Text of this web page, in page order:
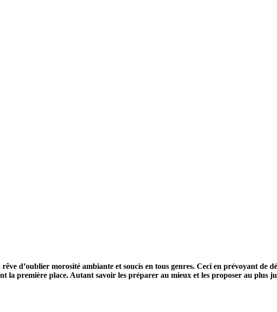
d’oublier morosité ambiante et soucis en tous genres. Ceci en prévoyant de
la première place. Autant savoir les préparer au mieux et les proposer au plus